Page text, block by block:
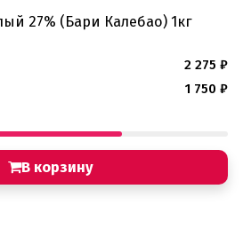
27% (Бари Калебао) 1кг
2 275 ₽
1 750 ₽
В корзину